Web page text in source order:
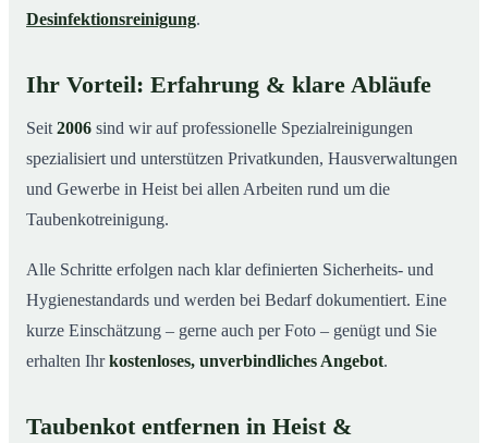
Desinfektionsreinigung.
Ihr Vorteil: Erfahrung & klare Abläufe
Seit 2006 sind wir auf professionelle Spezialreinigungen
spezialisiert und unterstützen Privatkunden, Hausverwaltungen
und Gewerbe in Heist bei allen Arbeiten rund um die
Taubenkotreinigung.
Alle Schritte erfolgen nach klar definierten Sicherheits- und
Hygienestandards und werden bei Bedarf dokumentiert. Eine
kurze Einschätzung – gerne auch per Foto – genügt und Sie
erhalten Ihrkostenloses, unverbindliches Angebot.
Taubenkot entfernen in Heist &